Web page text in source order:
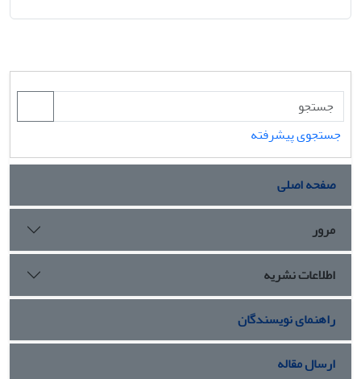
جستجوی پیشرفته
صفحه اصلی
مرور
اطلاعات نشریه
راهنمای نویسندگان
ارسال مقاله